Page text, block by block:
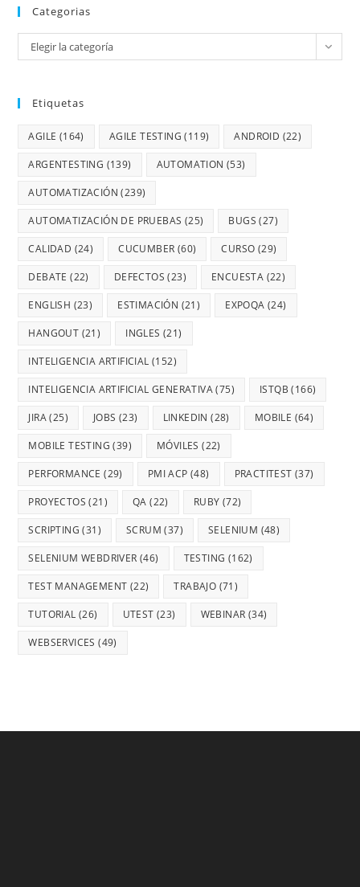
Categorias
Elegir la categoría
Etiquetas
AGILE (164) AGILE TESTING (119) ANDROID (22)
ARGENTESTING (139) AUTOMATION (53)
AUTOMATIZACIÓN (239)
AUTOMATIZACIÓN DE PRUEBAS (25) BUGS (27)
CALIDAD (24) CUCUMBER (60) CURSO (29)
DEBATE (22) DEFECTOS (23) ENCUESTA (22)
ENGLISH (23) ESTIMACIÓN (21) EXPOQA (24)
HANGOUT (21) INGLES (21)
INTELIGENCIA ARTIFICIAL (152)
INTELIGENCIA ARTIFICIAL GENERATIVA(75) ISTQB (166)
JIRA(25) JOBS (23) LINKEDIN (28) MOBILE (64)
MOBILE TESTING (39) MÓVILES (22)
PERFORMANCE (29) PMI ACP (48) PRACTITEST (37)
PROYECTOS (21) QA (22) RUBY (72)
SCRIPTING (31) SCRUM (37) SELENIUM (48)
SELENIUM WEBDRIVER (46) TESTING (162)
TEST MANAGEMENT (22) TRABAJO (71)
TUTORIAL (26) UTEST (23) WEBINAR (34)
WEBSERVICES (49)